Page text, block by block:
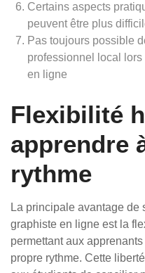
Certains aspects
peuvent être plus
Pas toujours possible
professionnel local lors
en ligne
Flexibilité
apprendre
rythme
La principale avantage de
graphiste en ligne est la
permettant aux
propre rythme. Cette